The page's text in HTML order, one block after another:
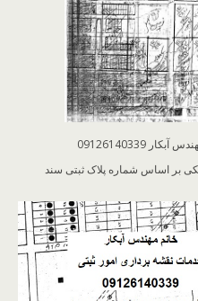
09126140339
بر اساس شماره پلاک ثبتی سند